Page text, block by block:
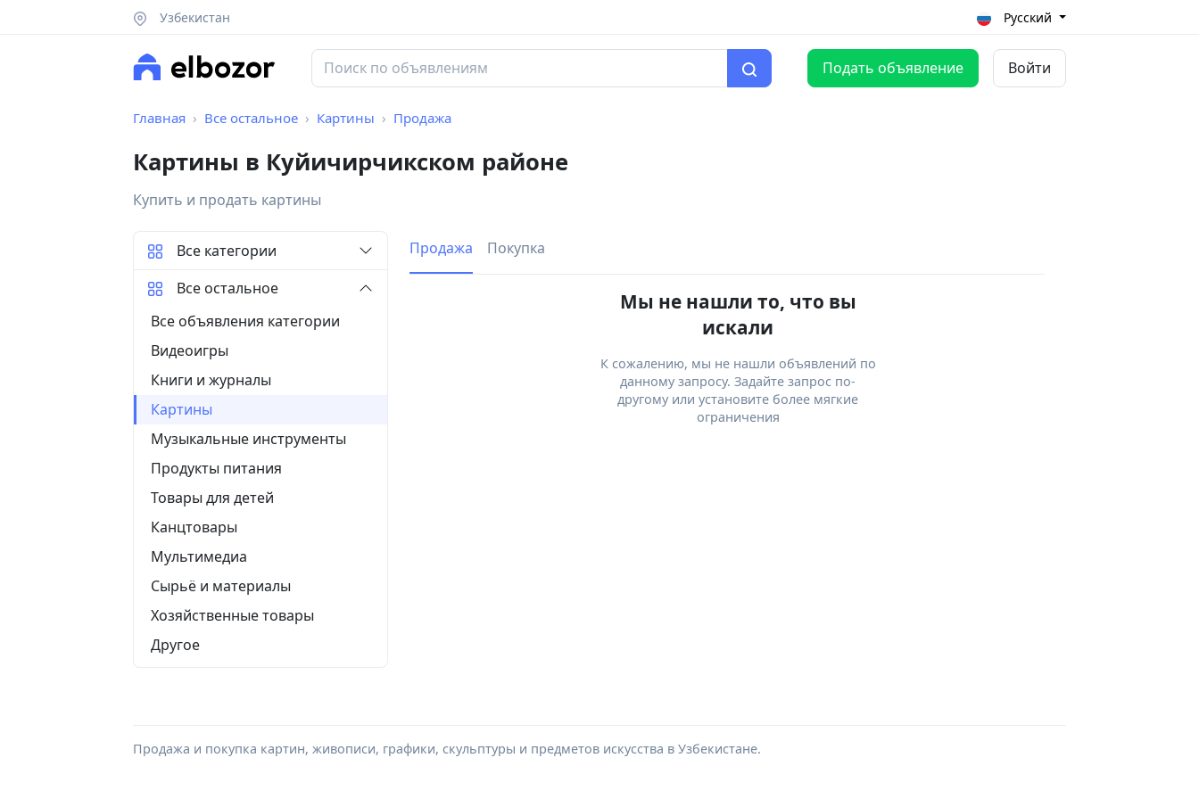
Узбекистан Русский
Подать объявление Войти
Главная Все остальное Картины Продажа
Картины в Куйичирчикском районе
Купить и продать картины
Продажа Покупка
Мы не нашли то, что вы
искали
К сожалению, мы не нашли объявлений по
данному запросу. Задайте запрос по-
другому или установите более мягкие
ограничения
Все категории
Все остальное
Все объявления категории
Видеоигры
Книги и журналы
Картины
Музыкальные инструменты
Продукты питания
Товары для детей
Канцтовары
Мультимедиа
Сырьё и материалы
Хозяйственные товары
Другое
Продажа и покупка картин, живописи, графики, скульптуры и предметов искусства в Узбекистане.